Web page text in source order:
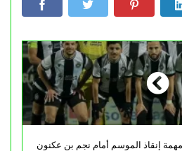
إنقاذ الموسم أمام نجم بن عكنون